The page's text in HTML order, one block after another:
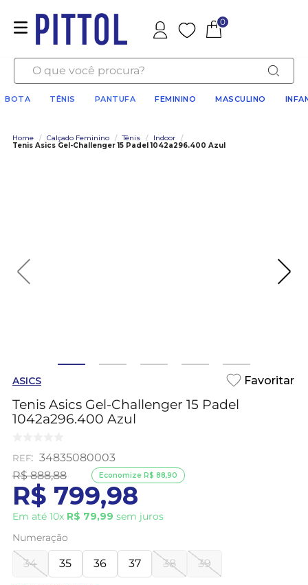
Favoritos
0
O que você procura?
BOTA TÊNIS PANTUFA FEMININO MASCULINO
Home / Calçado Feminino / Tênis / Indoor
/
Tenis Asics Gel-Challenger 15 Padel 1042a296.400 Azul
ASICS
Tenis Asics Gel-Challenger 15 Padel
1042a296.400 Azul
: 34835080003
R$ 888,88
R$ 799,98
Em até 10x R$ 79,99 sem juros
Economize R$ 88,90
Numeração
34 35 36 37 38 39